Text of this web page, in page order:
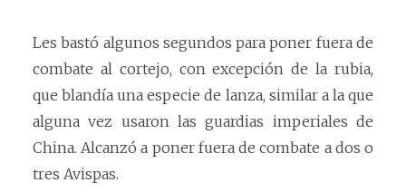
Les bastó algunos segundos para poner fuera de
combate al cortejo, con excepción de la rubia,
que blandía una especie de lanza, similar a la que
alguna vez usaron las guardias imperiales de
China. Alcanzó a poner fuera de combate a dos o
tres Avispas.